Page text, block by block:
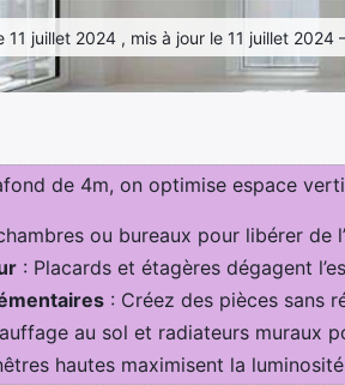
11 juillet 2024 , mis à jour le 11 juillet
de 4m, on optimise espace
ou bureaux pour libérer de
: Placards et étagères dégagent
: Créez des pièces sans
au sol et radiateurs muraux
hautes maximisent la